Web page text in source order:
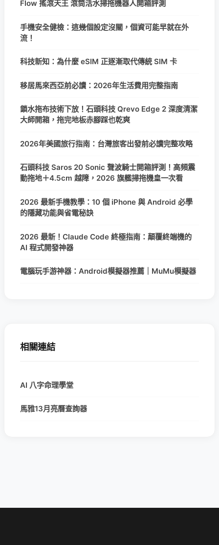
Flow 搖滾天王 滾筒活水掃拖機器人開箱評測
手機安全健檢：這幾個設定沒關，個資可能早就在外
流！
科技新知：為什麼 eSIM 正逐漸取代傳統 SIM 卡
移居馬來西亞前必讀：2026年生活費用完整指南
鎖水拖布技術下放！石頭科技 Qrevo Edge 2 深度清潔
大師開箱，拖完地板赤腳踩也乾爽
2026年美國旅行指南：台灣旅客出發前必讀完整攻略
石頭科技 Saros 20 Sonic 聲波騎士開箱評測！高頻震
動拖地＋4.5cm 越障，2026 旗艦掃拖機皇一次看
2026 最新手機教學：10 個 iPhone 與 Android 必學
的隱藏功能與省電秘訣
2026 最新！Claude Code 終極指南：顛覆終端機的
AI 程式開發神器
電腦玩手游神器：Android模擬器推薦｜MuMu模擬器
相關連結
AI 八字命理學堂
馬雅13月亮曆查詢器